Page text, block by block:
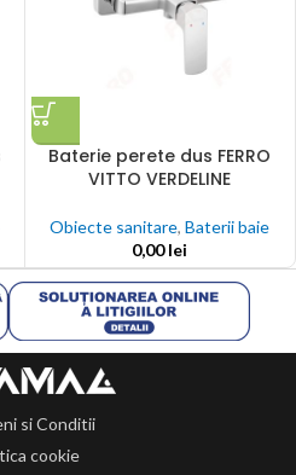
Baterie perete dus FERRO
VITTO VERDELINE
Obiecte sanitare, Baterii baie
0,00lei
si Conditii
cookie